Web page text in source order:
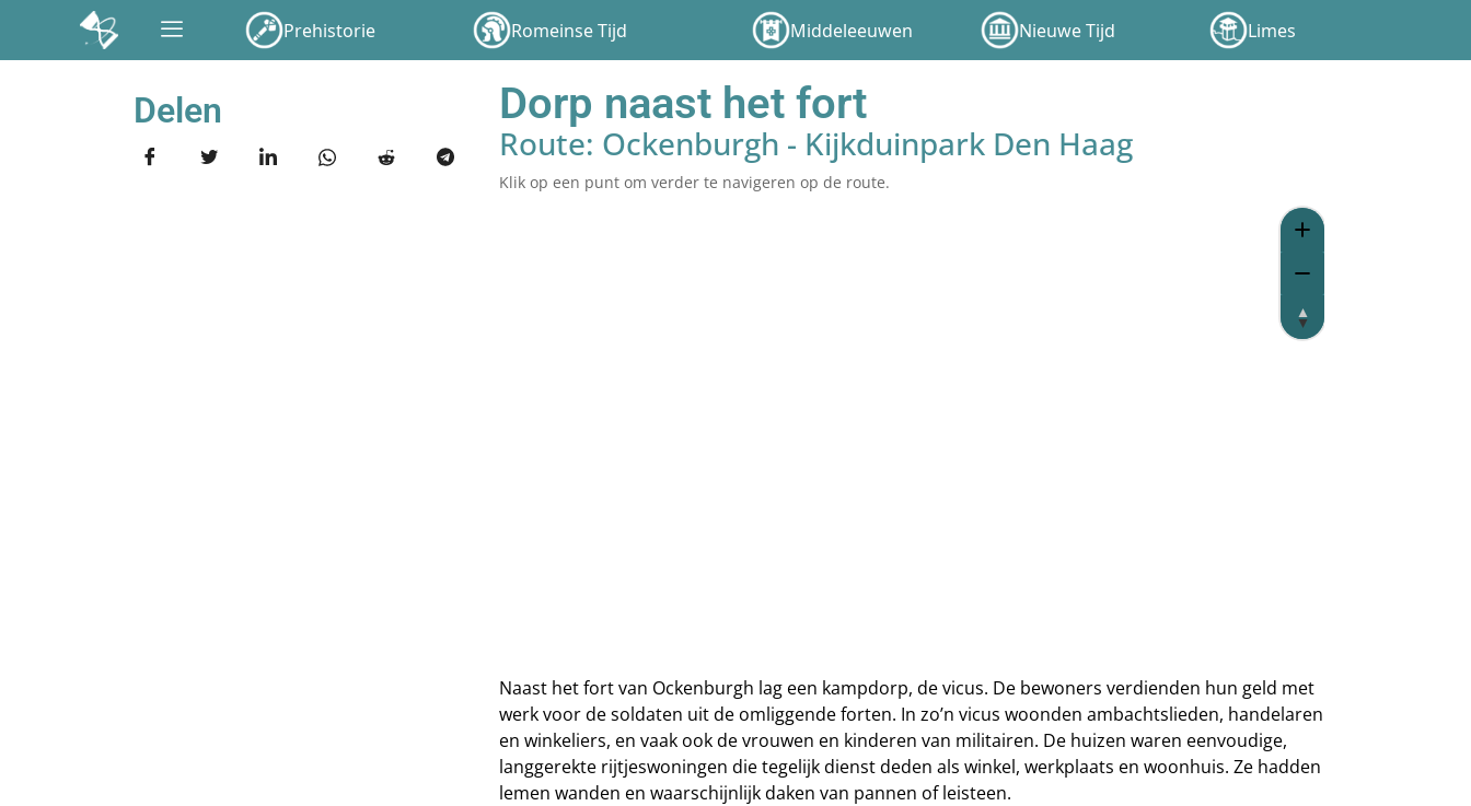
Prehistorie Romeinse Tijd Middeleeuwen Nieuwe Tijd Limes
Delen Dorp naast het fort
Route: Ockenburgh - Kijkduinpark Den Haag
Klik op een punt om verder te navigeren op de route.
Naast het fort van Ockenburgh lag een kampdorp, de vicus. De bewoners verdienden hun geld met
werk voor de soldaten uit de omliggende forten. In zo’n vicus woonden ambachtslieden, handelaren
en winkeliers, en vaak ook de vrouwen en kinderen van militairen. De huizen waren eenvoudige,
langgerekte rijtjeswoningen die tegelijk dienst deden als winkel, werkplaats en woonhuis. Ze hadden
lemen wanden en waarschijnlijk daken van pannen of leisteen.